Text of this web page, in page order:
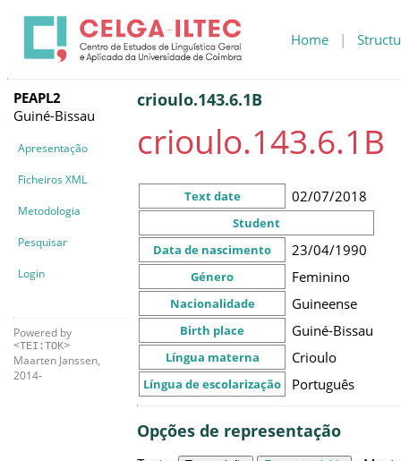
Home |
PEAPL2
Guiné-Bissau
Apresentação
Ficheiros XML
Metodologia
Pesquisar
Login
Powered by
<TEI:TOK>
Maarten Janssen,
2014-
crioulo.143.6.1B
crioulo.143.6.1B
Text date 02/07/2018
Student
Data de nascimento
23/04/1990
Género Feminino
Nacionalidade Guineense
Birth place Guiné-Bissau
Língua materna Crioulo
Língua de escolarização Português
Opções de representação